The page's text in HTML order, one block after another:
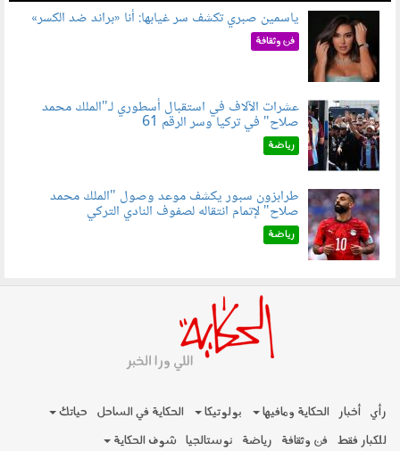
050802.jpg
ياسمين صبري تكشف سر غيابها: أنا «براند ضد الكسر»
فن وثقافة
050803.jpg
عشرات الآلاف في استقبال أسطوري لـ"الملك محمد
صلاح" في تركيا وسر الرقم 61
رياضة
050801.jpg
طرابزون سبور يكشف موعد وصول "الملك محمد
صلاح" لإتمام انتقاله لصفوف النادي التركي
رياضة
رأي أخبار الحكاية ومافيها بولوتيكا الحكاية في الساحل
حياتك
للكبار فقط فن وثقافة رياضة نوستالجيا شوف الحكاية